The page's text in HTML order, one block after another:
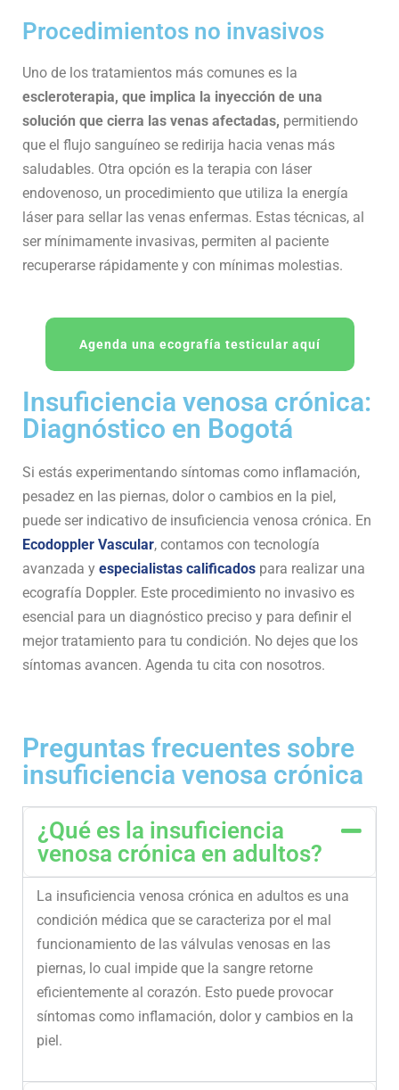
Procedimientos no invasivos
Uno de los tratamientos más comunes es la
escleroterapia, que implica la inyección de una
solución que cierra las venas afectadas, permitiendo
que el flujo sanguíneo se redirija hacia venas más
saludables. Otra opción es la terapia con láser
endovenoso, un procedimiento que utiliza la energía
láser para sellar las venas enfermas. Estas técnicas, al
ser mínimamente invasivas, permiten al paciente
recuperarse rápidamente y con mínimas molestias.
Agenda una ecografía testicular aquí
Insuficiencia venosa crónica:
Diagnóstico en Bogotá
Si estás experimentando síntomas como inflamación,
pesadez en las piernas, dolor o cambios en la piel,
puede ser indicativo de insuficiencia venosa crónica. En
Ecodoppler Vascular, contamos con tecnología
avanzada y especialistas calificados para realizar una
ecografía Doppler. Este procedimiento no invasivo es
esencial para un diagnóstico preciso y para definir el
mejor tratamiento para tu condición. No dejes que los
síntomas avancen. Agenda tu cita con nosotros.
Preguntas frecuentes sobre
insuficiencia venosa crónica
¿Qué es la insuficiencia
venosa crónica en adultos?
La insuficiencia venosa crónica en adultos es una
condición médica que se caracteriza por el mal
funcionamiento de las válvulas venosas en las
piernas, lo cual impide que la sangre retorne
eficientemente al corazón. Esto puede provocar
síntomas como inflamación, dolor y cambios en la
piel.